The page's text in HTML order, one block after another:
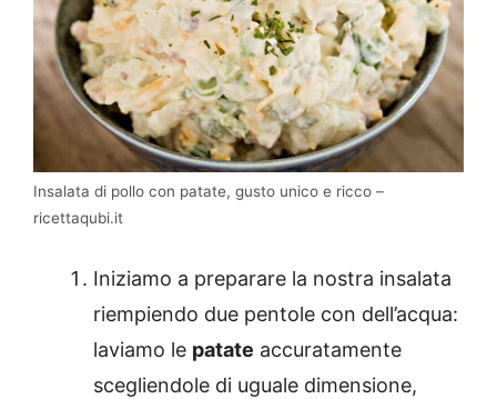
Insalata di pollo con patate, gusto unico e ricco –
ricettaqubi.it
Iniziamo a preparare la nostra insalata
riempiendo due pentole con dell’acqua:
laviamo le patate accuratamente
scegliendole di uguale dimensione,